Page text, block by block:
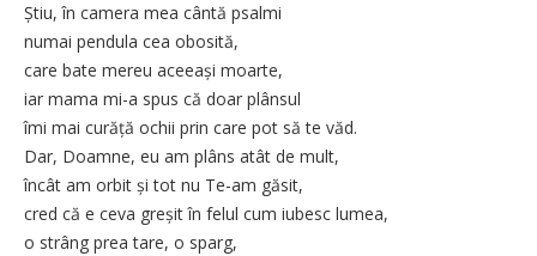
Știu, în camera mea cântă psalmi
numai pendula cea obosită,
care bate mereu aceeași moarte,
iar mama mi-a spus că doar plânsul
îmi mai curăță ochii prin care pot să te văd.
Dar, Doamne, eu am plâns atât de mult,
încât am orbit și tot nu Te-am găsit,
cred că e ceva greșit în felul cum iubesc lumea,
o strâng prea tare, o sparg,